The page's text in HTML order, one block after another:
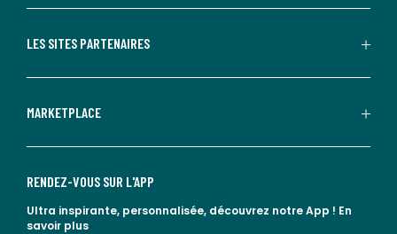
LES SITES PARTENAIRES
MARKETPLACE
RENDEZ-VOUS SUR L'APP
Ultra inspirante, personnalisée, découvrez notre App ! En
savoir plus